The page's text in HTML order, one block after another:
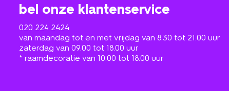
bel onze klantenservice
020 224 2424
van maandag tot en met vrijdag van 8.30 tot 21.00 uur
zaterdag van 09.00 tot 18.00 uur
* raamdecoratie van 10.00 tot 18.00 uur